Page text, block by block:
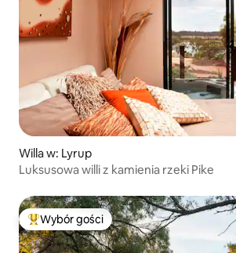
Willa w: Lyrup
Luksusowa willi z kamienia rzeki Pike
Najpopularniejsze z kategorii Wybór gości
Wybór gości